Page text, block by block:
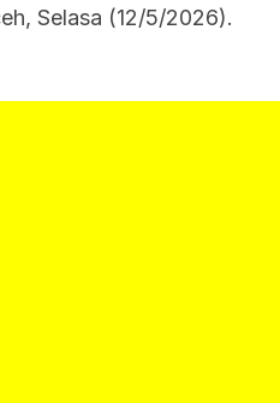
Selasa (12/5/2026).